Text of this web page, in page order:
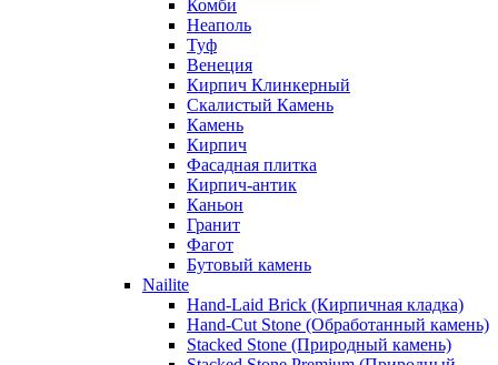
Комби
Неаполь
Туф
Венеция
Кирпич Клинкерный
Скалистый Камень
Камень
Кирпич
Фасадная плитка
Кирпич-антик
Каньон
Гранит
Фагот
Бутовый камень
Nailite
Hand-Laid Brick (Кирпичная кладка)
Hand-Cut Stone (Обработанный камень)
Stacked Stone (Природный камень)